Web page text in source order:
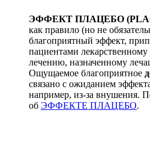
ЭФФЕКТ ПЛАЦЕБО
как правило (но не
благоприятный эффект,
пациентами лекарственному
лечению, назначенному
Ощущаемое благоприятное
связано с ожиданием
например, из-за внушения.
об ЭФФЕКТЕ ПЛАЦЕБО.